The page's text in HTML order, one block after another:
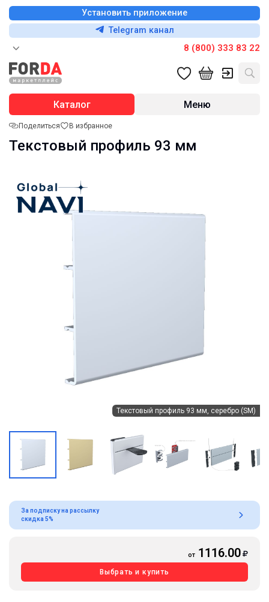
Установить приложение
Telegram канал
8 (800) 333 83 22
Каталог Меню
Поделиться В избранное
Текстовый профиль 93 мм
Текстовый профиль 93 мм, серебро (SM)
За подписку на рассылку
скидка 5%
от 1116.00
Выбрать и купить